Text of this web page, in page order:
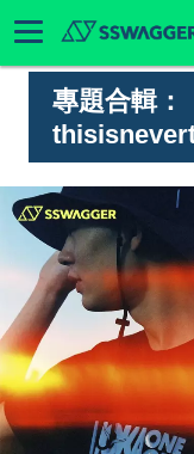
專題合輯：